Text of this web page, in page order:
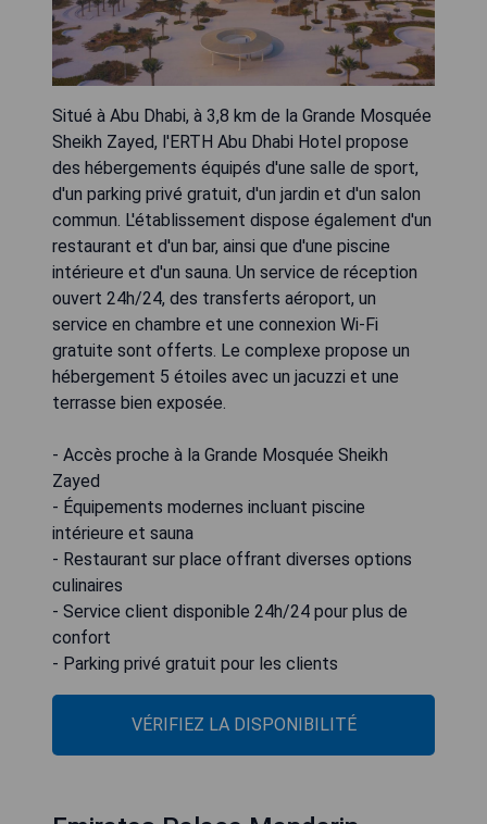
Situé à Abu Dhabi, à 3,8 km de la Grande Mosquée
Sheikh Zayed, l'ERTH Abu Dhabi Hotel propose
des hébergements équipés d'une salle de sport,
d'un parking privé gratuit, d'un jardin et d'un salon
commun. L'établissement dispose également d'un
restaurant et d'un bar, ainsi que d'une piscine
intérieure et d'un sauna. Un service de réception
ouvert 24h/24, des transferts aéroport, un
service en chambre et une connexion Wi-Fi
gratuite sont offerts. Le complexe propose un
hébergement 5 étoiles avec un jacuzzi et une
terrasse bien exposée.
- Accès proche à la Grande Mosquée Sheikh
Zayed
- Équipements modernes incluant piscine
intérieure et sauna
- Restaurant sur place offrant diverses options
culinaires
- Service client disponible 24h/24 pour plus de
confort
- Parking privé gratuit pour les clients
VÉRIFIEZ LA DISPONIBILITÉ